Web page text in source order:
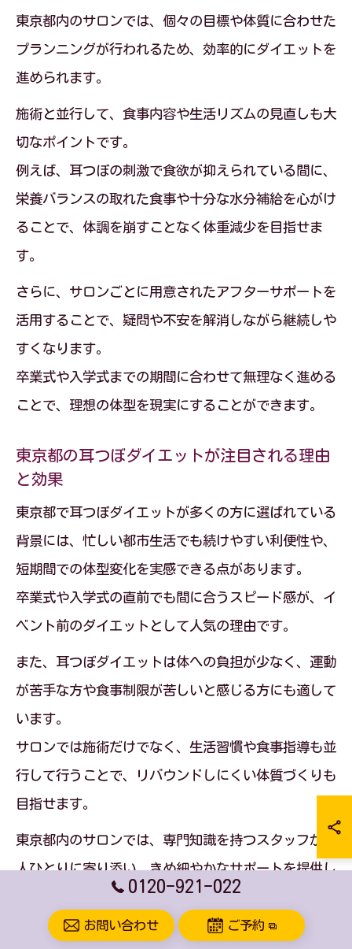
東京都内のサロンでは、個々の目標や体質に合わせた
プランニングが行われるため、効率的にダイエットを
進められます。
施術と並行して、食事内容や生活リズムの見直しも大
切なポイントです。
例えば、耳つぼの刺激で食欲が抑えられている間に、
栄養バランスの取れた食事や十分な水分補給を心がけ
ることで、体調を崩すことなく体重減少を目指せま
す。
さらに、サロンごとに用意されたアフターサポートを
活用することで、疑問や不安を解消しながら継続しや
すくなります。
卒業式や入学式までの期間に合わせて無理なく進める
ことで、理想の体型を現実にすることができます。
東京都の耳つぼダイエットが注目される理由
と効果
東京都で耳つぼダイエットが多くの方に選ばれている
背景には、忙しい都市生活でも続けやすい利便性や、
短期間での体型変化を実感できる点があります。
卒業式や入学式の直前でも間に合うスピード感が、イ
ベント前のダイエットとして人気の理由です。
また、耳つぼダイエットは体への負担が少なく、運動
が苦手な方や食事制限が苦しいと感じる方にも適して
います。
サロンでは施術だけでなく、生活習慣や食事指導も並
行して行うことで、リバウンドしにくい体質づくりも
目指せます。
東京都内のサロンでは、専門知識を持つスタッフが一
人ひとりに寄り添い、きめ細やかなサポートを提供し
ている点も安心材料です。
こうしたトータルサポートが、耳つぼダイエットの高
0120-921-022
お問い合わせ ご予約